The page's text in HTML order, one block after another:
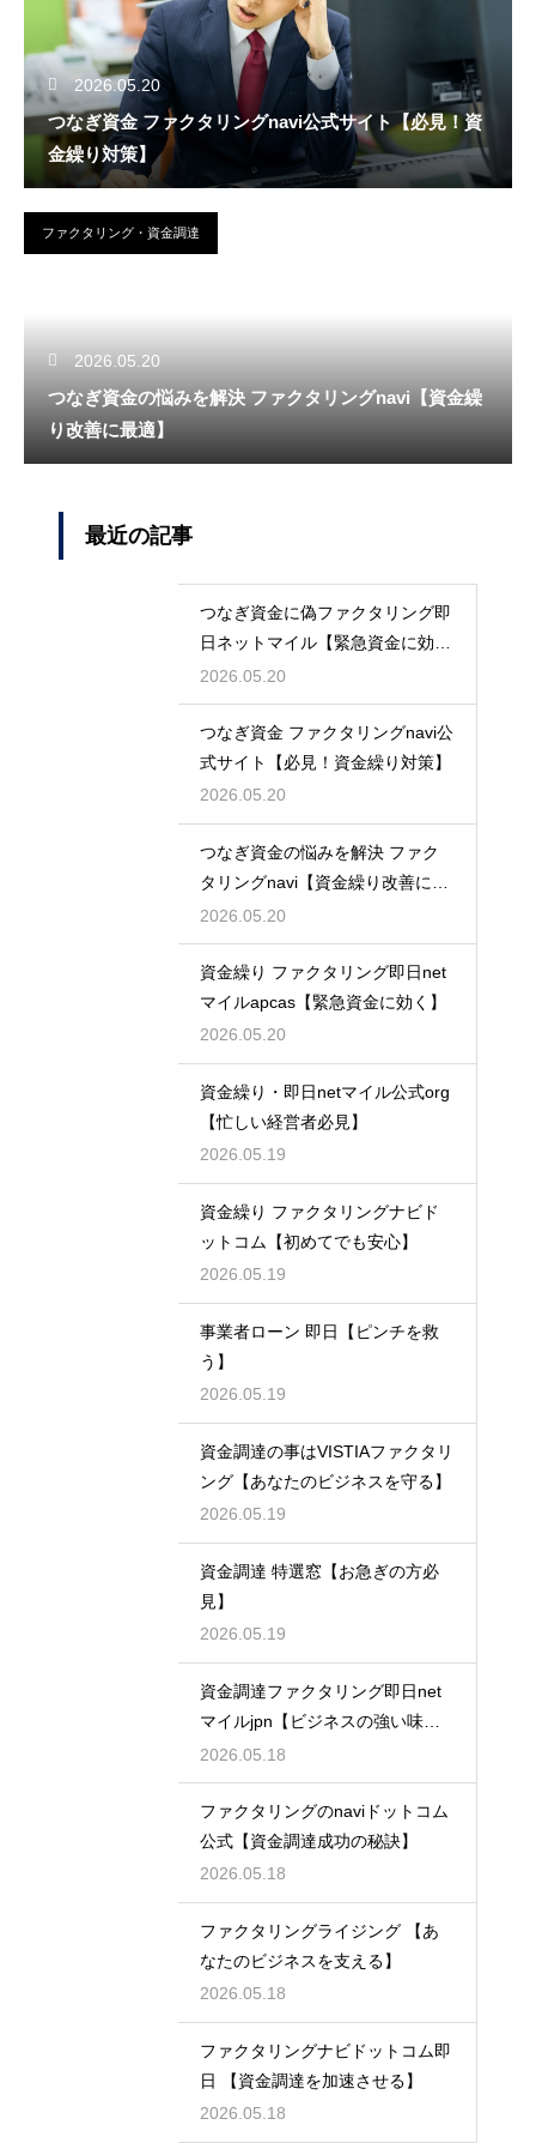
2026.05.20
つなぎ資金 ファクタリングnavi公式サイト【必見！資
金繰り対策】
ファクタリング・資金調達
2026.05.20
つなぎ資金の悩みを解決 ファクタリングnavi【資金繰
り改善に最適】
最近の記事
つなぎ資金に偽ファクタリング即
日ネットマイル【緊急資金に効
く】
2026.05.20
つなぎ資金 ファクタリングnavi公
式サイト【必見！資金繰り対策】
2026.05.20
つなぎ資金の悩みを解決 ファク
タリングnavi【資金繰り改善に最
適】
2026.05.20
資金繰り ファクタリング即日net
マイルapcas【緊急資金に効く】
2026.05.20
資金繰り・即日netマイル公式org
【忙しい経営者必見】
2026.05.19
資金繰り ファクタリングナビド
ットコム【初めてでも安心】
2026.05.19
事業者ローン 即日【ピンチを救
う】
2026.05.19
資金調達の事はVISTIAファクタリ
ング【あなたのビジネスを守る】
2026.05.19
資金調達 特選窓【お急ぎの方必
見】
2026.05.19
資金調達ファクタリング即日net
マイルjpn【ビジネスの強い味
方】
2026.05.18
ファクタリングのnaviドットコム
公式【資金調達成功の秘訣】
2026.05.18
ファクタリングライジング 【あ
なたのビジネスを支える】
2026.05.18
ファクタリングナビドットコム即
日 【資金調達を加速させる】
2026.05.18